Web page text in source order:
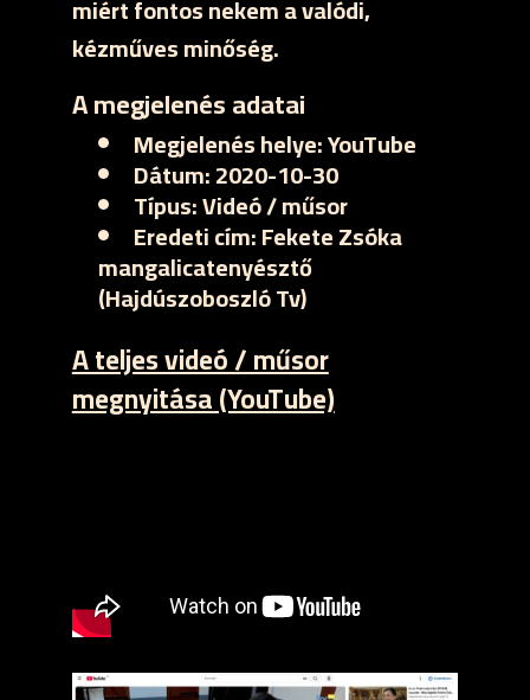
miért fontos nekem a valódi,
kézműves minőség.
A megjelenés adatai
Megjelenés helye:YouTube
Dátum:2020-10-30
Típus:Videó / műsor
Eredeti cím:Fekete Zsóka
mangalicatenyésztő
(Hajdúszoboszló Tv)
A teljes videó / műsor
megnyitása (YouTube)